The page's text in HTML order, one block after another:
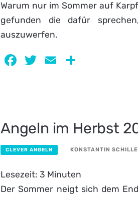
Warum nur im Sommer auf
gefunden die dafür
auszuwerfen.
Facebook
Twitter
Email
Angeln im Herbst
CLEVER ANGELN KONSTANTIN
Lesezeit: 3 Minuten
Der Sommer neigt sich dem